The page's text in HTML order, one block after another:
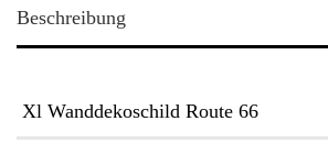
Beschreibung
Xl Wanddekoschild Route 66